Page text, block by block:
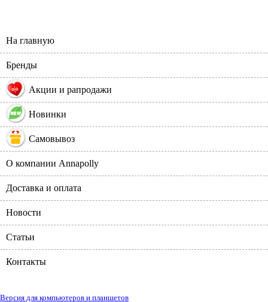
На главную
Бренды
% Акции и рапродажи
Новинки
Самовывоз
О компании Annapolly
Доставка и оплата
Новости
Статьи
Контакты
Версия для компьютеров и планшетов